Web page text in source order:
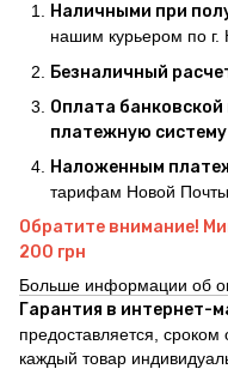
Наличными при
нашим курьером по г.
Безналичный
Оплата банковской
платежную
Наложенным
тарифам Новой
Обратите внимание!
200 грн
Больше информации об
Гарантия в интернет-
предоставляется,
каждый товар